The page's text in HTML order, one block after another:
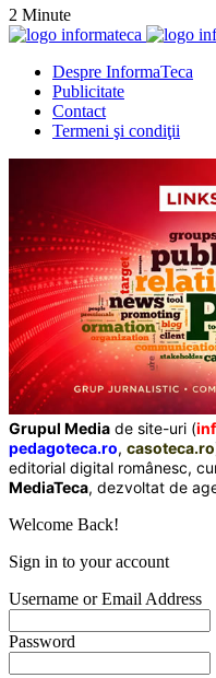
2 Minute
Despre InformaTeca
Publicitate
Contact
Termeni şi condiţii
Grupul Media de site-uri (
pedagoteca.ro, casoteca.ro
editorial digital românesc,
MediaTeca, dezvoltat de
Welcome Back!
Sign in to your account
Username or Email Address
Password